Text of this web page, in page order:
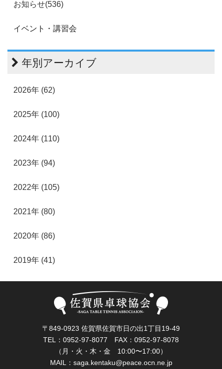
お知らせ(536)
イベント・講習会
年別アーカイブ
2026年 (62)
2025年 (100)
2024年 (110)
2023年 (94)
2022年 (105)
2021年 (80)
2020年 (86)
2019年 (41)
〒849-0923 佐賀県佐賀市日の出1丁目19-49
TEL：0952-97-8077 FAX：0952-97-8078
（月・火・木・金 10:00〜17:00）
MAIL： saga.kentaku@peace.ocn.ne.jp